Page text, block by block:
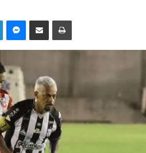
LinkedinMessenger
Compartilhar via e-mail Imprimir